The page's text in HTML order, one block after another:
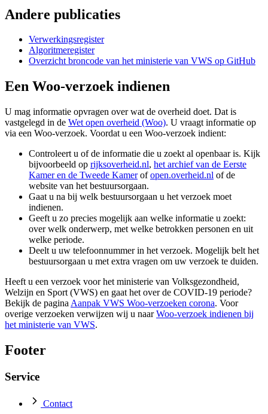
Andere publicaties
Verwerkingsregister
Algoritmeregister
Overzicht broncode van het ministerie van VWS op GitHub
Een Woo-verzoek indienen
U mag informatie opvragen over wat de overheid doet. Dat is
vastgelegd in de Wet open overheid (Woo). U vraagt informatie op
via een Woo-verzoek. Voordat u een Woo-verzoek indient:
Controleert u of de informatie die u zoekt al openbaar is. Kijk
bijvoorbeeld op rijksoverheid.nl, het archief van de Eerste
Kamer en de Tweede Kamerofopen.overheid.nl of de
website van het bestuursorgaan.
Gaat u na bij welk bestuursorgaan u het verzoek moet
indienen.
Geeft u zo precies mogelijk aan welke informatie u zoekt:
over welk onderwerp, met welke betrokken personen en uit
welke periode.
Deelt u uw telefoonnummer in het verzoek. Mogelijk belt het
bestuursorgaan u met extra vragen om uw verzoek te duiden.
Heeft u een verzoek voor het ministerie van Volksgezondheid,
Welzijn en Sport (VWS) en gaat het over de COVID-19 periode?
Bekijk de pagina Aanpak VWS Woo-verzoeken corona. Voor
overige verzoeken verwijzen wij u naarWoo-verzoek indienen bij
het ministerie van VWS.
Footer
Service
Contact